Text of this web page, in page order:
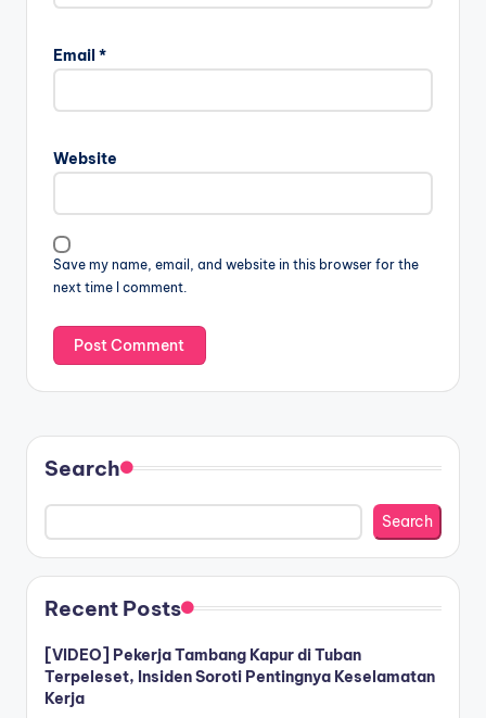
Email *
Website
Save my name, email, and website in this browser for the
next time I comment.
Search
Search
Recent Posts
[VIDEO] Pekerja Tambang Kapur di Tuban
Terpeleset, Insiden Soroti Pentingnya Keselamatan
Kerja